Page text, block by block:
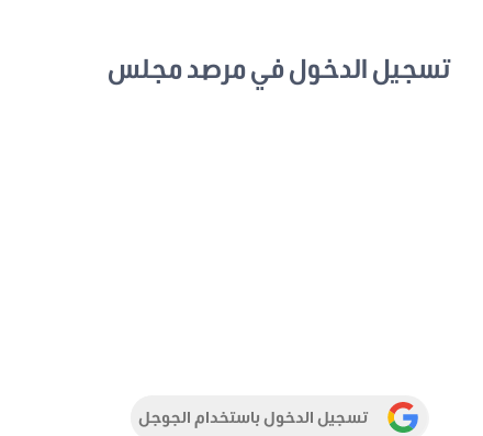
تسجيل الدخول في مرصد مجلس
تسجيل الدخول باستخدام الجوجل